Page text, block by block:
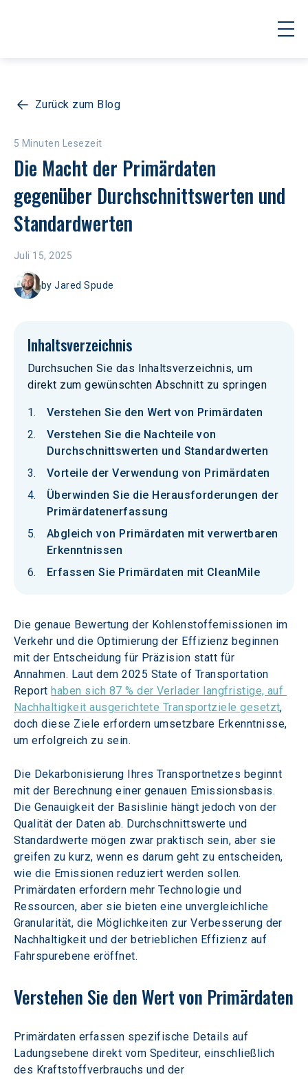
Zurück zum Blog
5 Minuten Lesezeit
Die Macht der Primärdaten
gegenüber Durchschnittswerten und
Standardwerten
Juli 15, 2025
byJared Spude
Inhaltsverzeichnis
Durchsuchen Sie das Inhaltsverzeichnis, um
direkt zum gewünschten Abschnitt zu springen
Verstehen Sie den Wert von Primärdaten
Verstehen Sie die Nachteile von
Durchschnittswerten und Standardwerten
Vorteile der Verwendung von Primärdaten
Überwinden Sie die Herausforderungen der
Primärdatenerfassung
Abgleich von Primärdaten mit verwertbaren
Erkenntnissen
Erfassen Sie Primärdaten mit CleanMile
Die genaue Bewertung der Kohlenstoffemissionen im
Verkehr und die Optimierung der Effizienz beginnen
mit der Entscheidung für Präzision statt für
Annahmen. Laut dem 2025 State of Transportation
Report haben sich 87 % der Verlader langfristige, auf
Nachhaltigkeit ausgerichtete Transportziele gesetzt,
doch diese Ziele erfordern umsetzbare Erkenntnisse,
um erfolgreich zu sein.
Die Dekarbonisierung Ihres Transportnetzes beginnt
mit der Berechnung einer genauen Emissionsbasis.
Die Genauigkeit der Basislinie hängt jedoch von der
Qualität der Daten ab. Durchschnittswerte und
Standardwerte mögen zwar praktisch sein, aber sie
greifen zu kurz, wenn es darum geht zu entscheiden,
wie die Emissionen reduziert werden sollen.
Primärdaten erfordern mehr Technologie und
Ressourcen, aber sie bieten eine unvergleichliche
Granularität, die Möglichkeiten zur Verbesserung der
Nachhaltigkeit und der betrieblichen Effizienz auf
Fahrspurebene eröffnet.
Verstehen Sie den Wert von Primärdaten
Primärdaten erfassen spezifische Details auf
Ladungsebene direkt vom Spediteur, einschließlich
des Kraftstoffverbrauchs und der